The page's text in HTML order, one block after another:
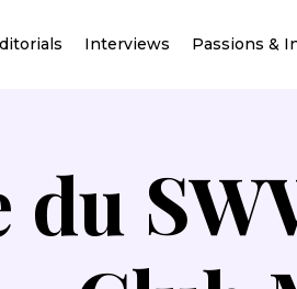
Interviews Passions &
du